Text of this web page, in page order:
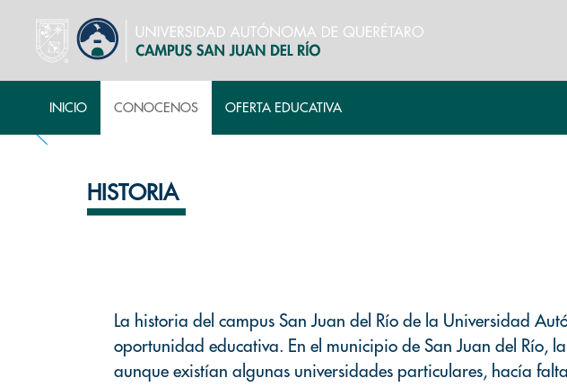
INICIO CONOCENOS OFERTA EDUCATIVA
HISTORIA
La historia del campus San Juan del Río de la Universidad
oportunidad educativa. En el municipio de San Juan del Río,
aunque existían algunas universidades particulares, hacía